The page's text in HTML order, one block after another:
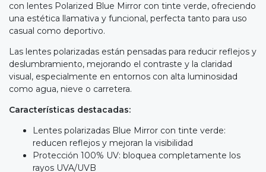
con lentes Polarized Blue Mirror con tinte verde, ofreciendo
una estética llamativa y funcional, perfecta tanto para uso
casual como deportivo.
Las lentes polarizadas están pensadas para reducir reflejos y
deslumbramiento, mejorando el contraste y la claridad
visual, especialmente en entornos con alta luminosidad
como agua, nieve o carretera.
Características destacadas:
Lentes polarizadas Blue Mirror con tinte verde:
reducen reflejos y mejoran la visibilidad
Protección 100% UV: bloquea completamente los
rayos UVA/UVB